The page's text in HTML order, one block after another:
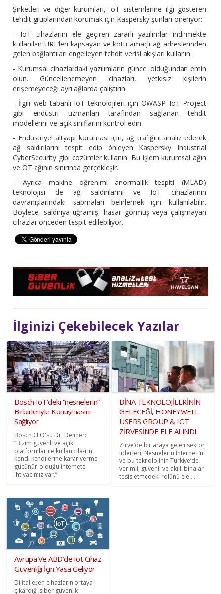
Şirketleri ve diğer kurumları, IoT sistemlerine ilgi gösteren
tehdit gruplarından korumak için Kaspersky şunları öneriyor:
- IoT cihazlarını ele geçiren zararlı yazılımlar indirmekte
kullanılan URL’leri kapsayan ve kötü amaçlı ağ adreslerinden
gelen bağlantıları engelleyen tehdit verisi akışları kullanın.
- Kurumsal cihazlardaki yazılımların güncel olduğundan emin
olun. Güncellenemeyen cihazları, yetkisiz kişilerin
erişemeyeceği ayrı ağlarda çalıştırın.
- İlgili web tabanlı IoT teknolojileri için OWASP IoT Project
gibi endüstri uzmanları tarafından sağlanan tehdit
modellerini ve açık sınıflarını kontrol edin.
- Endüstriyel altyapı koruması için, ağ trafiğini analiz ederek
ağ saldırılarını tespit edip önleyen Kaspersky Industrial
CyberSecurity gibi çözümler kullanın. Bu işlem kurumsal ağın
ve OT ağının sınırında gerçekleşir.
- Ayrıca makine öğrenimi anormallik tespiti (MLAD)
teknolojisi de ağ saldırılarını ve IoT cihazlarının
davranışlarındaki sapmaları belirlemek için kullanılabilir.
Böylece, saldırıya uğramış, hasar görmüş veya çalışmayan
cihazlar önceden tespit edilebiliyor.
İlginizi Çekebilecek Yazılar
Bosch IoT’deki “nesnelerin”
Birbirleriyle Konuşmasını
Sağlıyor
Bosch CEO'su Dr. Denner:
“Bizim güvenli ve açık
platformlar ile kullanıcıla-rın
kendi kendilerine karar verme
gücünün olduğu internete
ihtiyacımız var.”
BİNA TEKNOLOJİLERİNİN
GELECEĞİ, HONEYWELL
USERS GROUP & IOT
ZİRVESİNDE ELE ALINDI
Zirve’de bir araya gelen sektör
liderleri, Nesnelerin İnterneti’ni
ve bu teknolojinin Türkiye’de
verimli, güvenli ve akıllı binalar
tesis etmedeki rolünü ele ...
Avrupa Ve ABD’de Iot Cihaz
Güvenliği İçin Yasa Geliyor
Dijitalleşen cihazların ortaya
çıkardığı siber güvenlik